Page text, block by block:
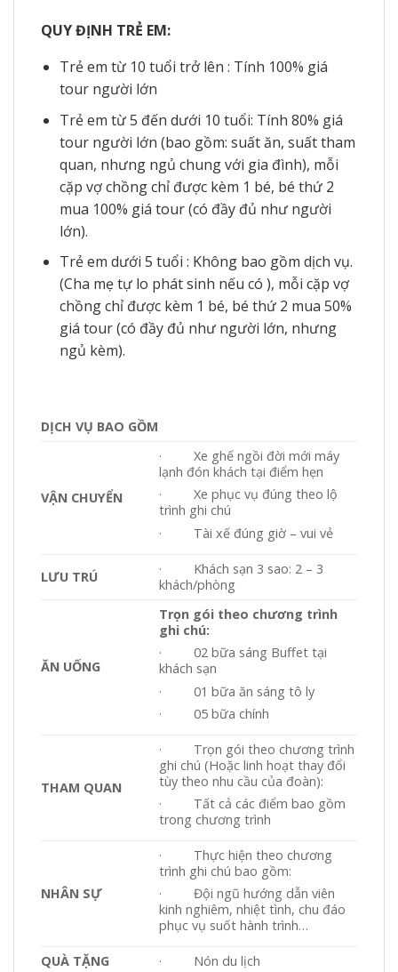
QUY ĐỊNH TRẺ EM:
Trẻ em từ 10 tuổi trở lên : Tính 100% giá
tour người lớn
Trẻ em từ 5 đến dưới 10 tuổi: Tính 80% giá
tour người lớn (bao gồm: suất ăn, suất tham
quan, nhưng ngủ chung với gia đình), mỗi
cặp vợ chồng chỉ được kèm 1 bé, bé thứ 2
mua 100% giá tour (có đầy đủ như người
lớn).
Trẻ em dưới 5 tuổi : Không bao gồm dịch vụ.
(Cha mẹ tự lo phát sinh nếu có ), mỗi cặp vợ
chồng chỉ được kèm 1 bé, bé thứ 2 mua 50%
giá tour (có đầy đủ như người lớn, nhưng
ngủ kèm).
DỊCH VỤ BAO GỒM
VẬN CHUYỂN
· Xe ghế ngồi đời mới máy
lạnh đón khách tại điểm hẹn
· Xe phục vụ đúng theo lộ
trình ghi chú
· Tài xế đúng giờ – vui vẻ
LƯU TRÚ
· Khách sạn 3 sao: 2 – 3
khách/phòng
ĂN UỐNG
Trọn gói theo chương trình
ghi chú:
· 02 bữa sáng Buffet tại
khách sạn
· 01 bữa ăn sáng tô ly
· 05 bữa chính
THAM QUAN
· Trọn gói theo chương trình
ghi chú (Hoặc linh hoạt thay đổi
tùy theo nhu cầu của đoàn):
· Tất cả các điểm bao gồm
trong chương trình
NHÂN SỰ
· Thực hiện theo chương
trình ghi chú bao gồm:
· Đội ngũ hướng dẫn viên
kinh nghiêm, nhiệt tình, chu đáo
phục vụ suốt hành trình…
QUÀ TẶNG · Nón du lịch